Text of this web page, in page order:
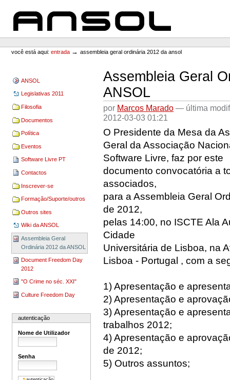
conteúdo.
navegação
ANSOL
Pessoais
você está aqui: entrada →assembleia geral ordinária 2012 da ansol
ANSOL
Legislativas 2011
Filosofia
Documentos
Política
Eventos
Software Livre PT
Contactos
Inscrever-se
Formação/Suporte/outros
Outros sites
Wiki da ANSOL
Assembleia Geral
Ordinária 2012 da ANSOL
Document Freedom Day
2012
"O Crime no séc. XXI"
Culture Freedom Day
autenticação
Nome de Utilizador
Senha
Assembleia Geral
ANSOL
por Marcos Marado — última
2012-03-03 01:21
O Presidente da Mesa da
Geral da Associação
Software Livre, faz por este
documento convocatória a
associados,
para a Assembleia Geral
de 2012,
pelas 14:00, no ISCTE Ala
Cidade
Universitária de Lisboa, na
Lisboa - Portugal , com a
1) Apresentação e
2) Apresentação e
3) Apresentação e
trabalhos 2012;
4) Apresentação e
de 2012;
5) Outros assuntos;